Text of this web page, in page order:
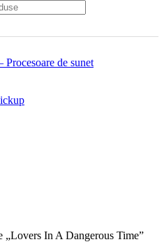
Procesoare de sunet
„Lovers In A Dangerous Time”